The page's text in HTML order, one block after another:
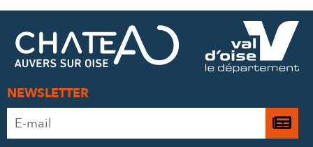
FACEBOOK
MAIL
NEWSLETTER
Adresse
e-
Je